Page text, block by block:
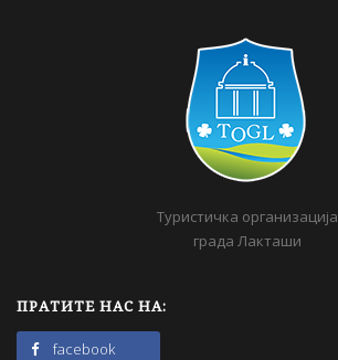
Туристичка организација
града Лакташи
ПРАТИТЕ НАС НА:
facebook